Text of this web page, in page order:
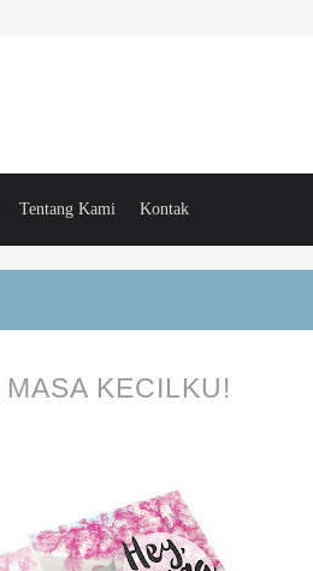
Tentang Kami Kontak
MASA KECILKU!